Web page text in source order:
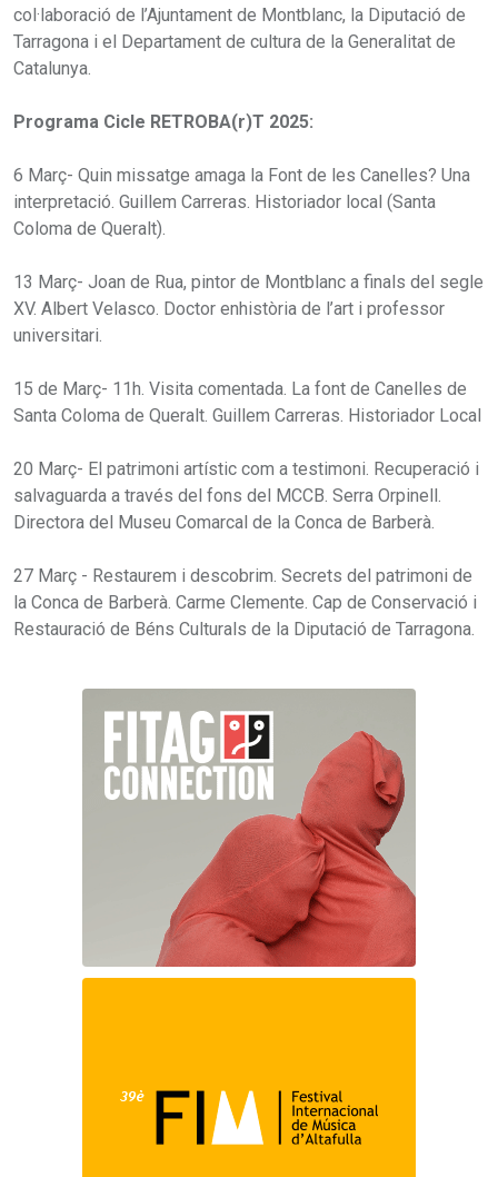
col·laboració de l’Ajuntament de Montblanc, la Diputació de
Tarragona i el Departament de cultura de la Generalitat de
Catalunya.
Programa Cicle RETROBA(r)T 2025:
6 Març- Quin missatge amaga la Font de les Canelles? Una
interpretació. Guillem Carreras. Historiador local (Santa
Coloma de Queralt).
13 Març- Joan de Rua, pintor de Montblanc a finals del segle
XV. Albert Velasco. Doctor enhistòria de l’art i professor
universitari.
15 de Març- 11h. Visita comentada. La font de Canelles de
Santa Coloma de Queralt. Guillem Carreras. Historiador Local
20 Març- El patrimoni artístic com a testimoni. Recuperació i
salvaguarda a través del fons del MCCB. Serra Orpinell.
Directora del Museu Comarcal de la Conca de Barberà.
27 Març - Restaurem i descobrim. Secrets del patrimoni de
la Conca de Barberà. Carme Clemente. Cap de Conservació i
Restauració de Béns Culturals de la Diputació de Tarragona.